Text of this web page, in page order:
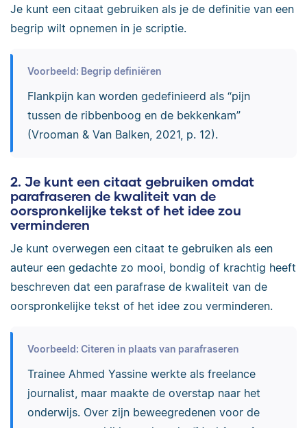
Je kunt een citaat gebruiken als je de definitie van een
begrip wilt opnemen in je scriptie.
Voorbeeld: Begrip definiëren
Flankpijn kan worden gedefinieerd als “pijn
tussen de ribbenboog en de bekkenkam”
(Vrooman & Van Balken, 2021, p. 12).
2. Je kunt een citaat gebruiken omdat
parafraseren de kwaliteit van de
oorspronkelijke tekst of het idee zou
verminderen
Je kunt overwegen een citaat te gebruiken als een
auteur een gedachte zo mooi, bondig of krachtig heeft
beschreven dat een parafrase de kwaliteit van de
oorspronkelijke tekst of het idee zou verminderen.
Voorbeeld: Citeren in plaats van parafraseren
Trainee Ahmed Yassine werkte als freelance
journalist, maar maakte de overstap naar het
onderwijs. Over zijn beweegredenen voor de